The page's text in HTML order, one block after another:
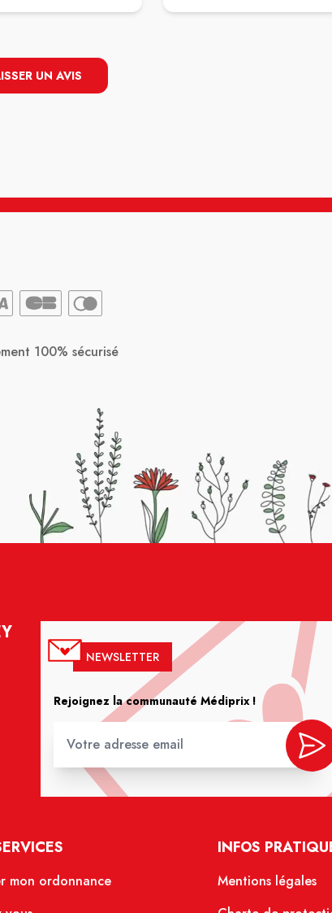
UN AVIS
100% sécurisé
NEWSLETTER
Rejoignez la communauté Médiprix !
mon ordonnance
INFOS
Mentions légales